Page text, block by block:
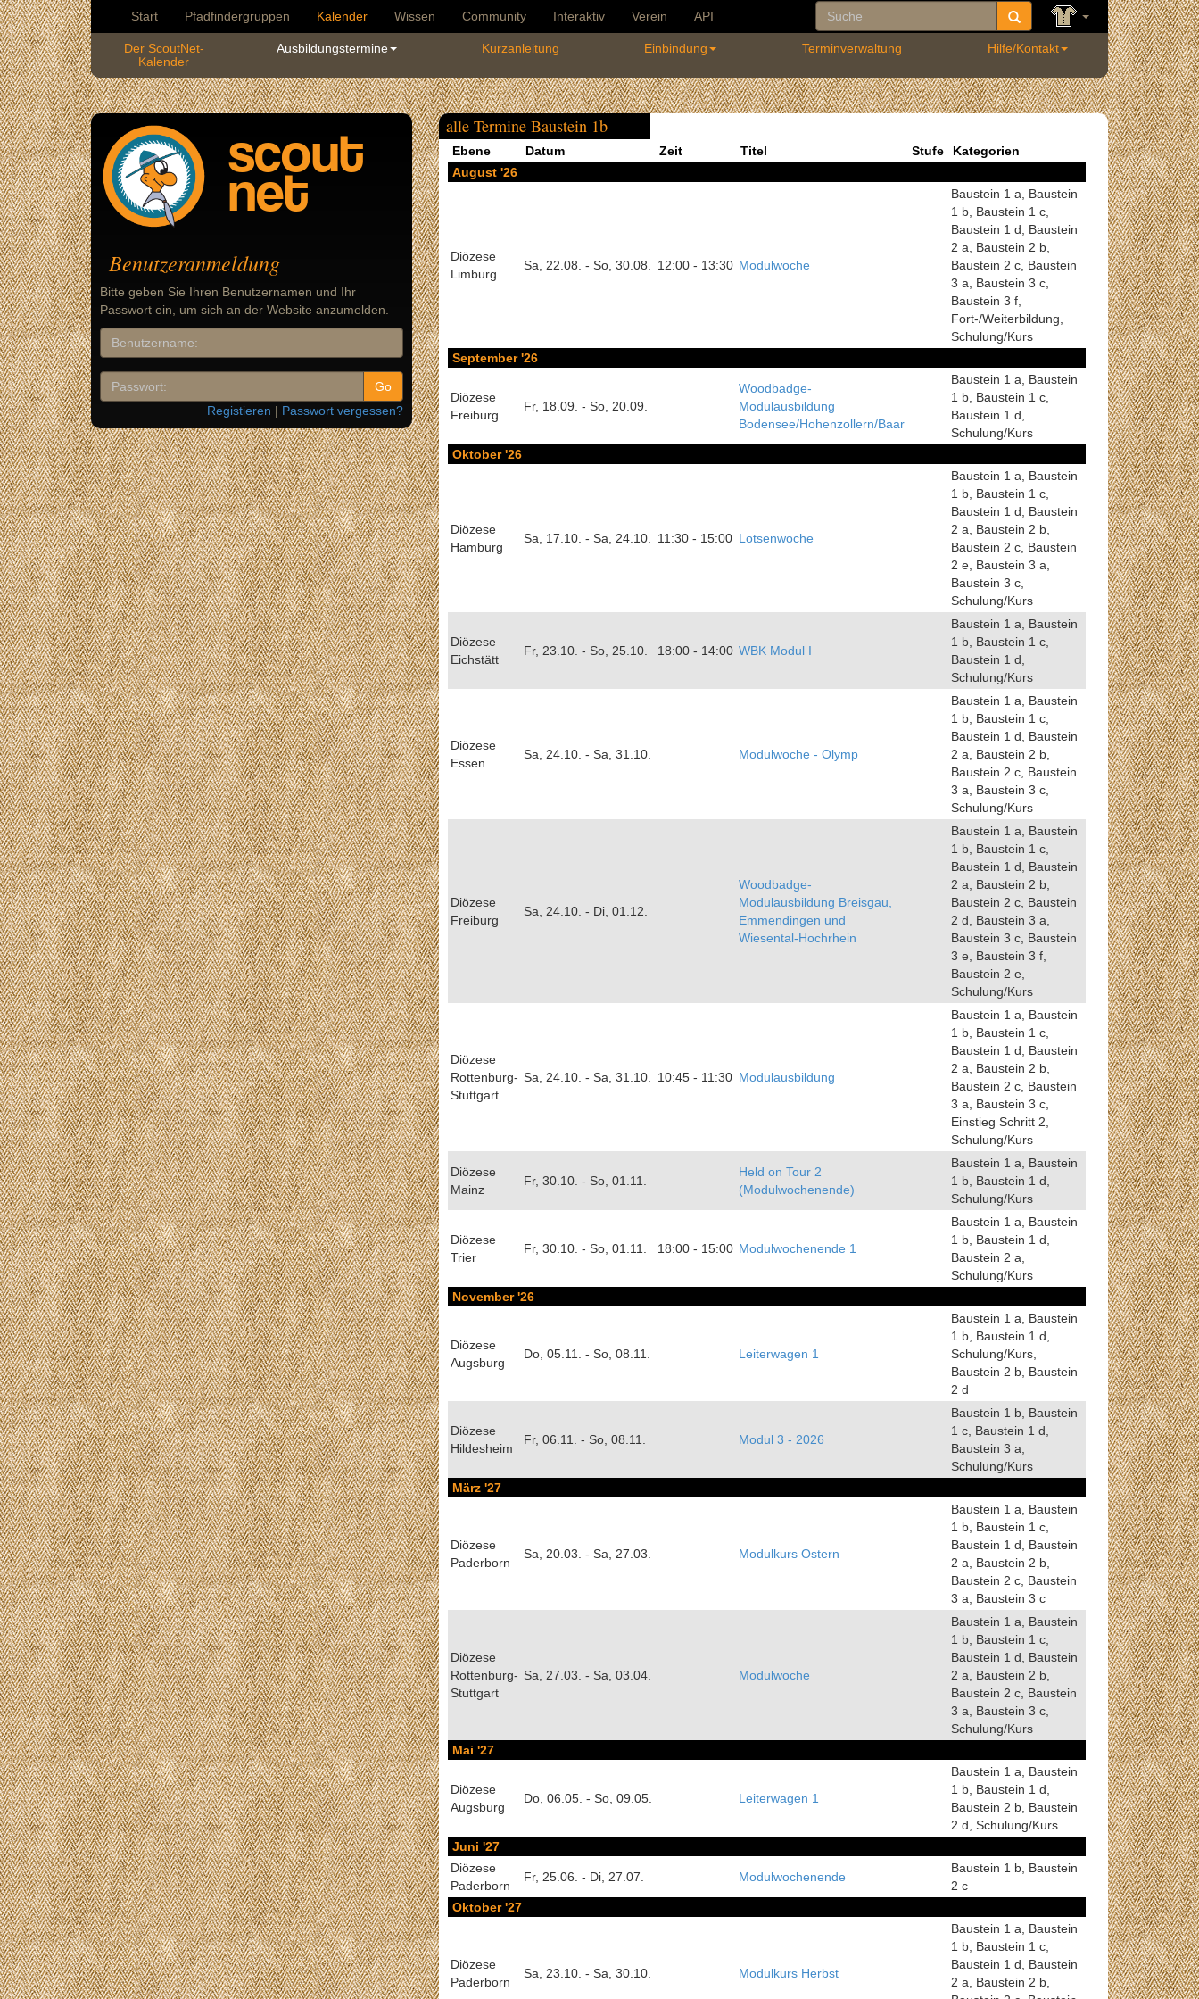
Start Pfadfindergruppen Kalender Wissen Community Interaktiv Verein API
Der ScoutNet-
Kalender
Ausbildungstermine Kurzanleitung Einbindung Terminverwaltung Hilfe/Kontakt
scout
net
Benutzeranmeldung
Bitte geben Sie Ihren Benutzernamen und Ihr
Passwort ein, um sich an der Website anzumelden.
Registieren | Passwort vergessen?
alle Termine Baustein 1b
Ebene Datum Zeit Titel Stufe
Kategorien
August '26
Diözese
Limburg
Sa, 22.08. - So, 30.08. 12:00 - 13:30 Modulwoche
Baustein 1 a, Baustein
1 b, Baustein 1 c,
Baustein 1 d, Baustein
2 a, Baustein 2 b,
Baustein 2 c, Baustein
3 a, Baustein 3 c,
Baustein 3 f,
Fort-/Weiterbildung,
Schulung/Kurs
September '26
Diözese
Freiburg
Fr, 18.09. - So, 20.09.
Woodbadge-
Modulausbildung
Bodensee/Hohenzollern/Baar
Baustein 1 a, Baustein
1 b, Baustein 1 c,
Baustein 1 d,
Schulung/Kurs
Oktober '26
Diözese
Hamburg
Sa, 17.10. - Sa, 24.10. 11:30 - 15:00 Lotsenwoche
Baustein 1 a, Baustein
1 b, Baustein 1 c,
Baustein 1 d, Baustein
2 a, Baustein 2 b,
Baustein 2 c, Baustein
2 e, Baustein 3 a,
Baustein 3 c,
Schulung/Kurs
Diözese
Eichstätt
Fr, 23.10. - So, 25.10. 18:00 - 14:00 WBK Modul I
Baustein 1 a, Baustein
1 b, Baustein 1 c,
Baustein 1 d,
Schulung/Kurs
Diözese
Essen
Sa, 24.10. - Sa, 31.10. Modulwoche - Olymp
Baustein 1 a, Baustein
1 b, Baustein 1 c,
Baustein 1 d, Baustein
2 a, Baustein 2 b,
Baustein 2 c, Baustein
3 a, Baustein 3 c,
Schulung/Kurs
Diözese
Freiburg
Sa, 24.10. - Di, 01.12.
Woodbadge-
Modulausbildung Breisgau,
Emmendingen und
Wiesental-Hochrhein
Baustein 1 a, Baustein
1 b, Baustein 1 c,
Baustein 1 d, Baustein
2 a, Baustein 2 b,
Baustein 2 c, Baustein
2 d, Baustein 3 a,
Baustein 3 c, Baustein
3 e, Baustein 3 f,
Baustein 2 e,
Schulung/Kurs
Diözese
Rottenburg-
Stuttgart
Sa, 24.10. - Sa, 31.10. 10:45 - 11:30 Modulausbildung
Baustein 1 a, Baustein
1 b, Baustein 1 c,
Baustein 1 d, Baustein
2 a, Baustein 2 b,
Baustein 2 c, Baustein
3 a, Baustein 3 c,
Einstieg Schritt 2,
Schulung/Kurs
Diözese
Mainz
Fr, 30.10. - So, 01.11.
Held on Tour 2
(Modulwochenende)
Baustein 1 a, Baustein
1 b, Baustein 1 d,
Schulung/Kurs
Diözese
Trier
Fr, 30.10. - So, 01.11. 18:00 - 15:00 Modulwochenende 1
Baustein 1 a, Baustein
1 b, Baustein 1 d,
Baustein 2 a,
Schulung/Kurs
November '26
Diözese
Augsburg
Do, 05.11. - So, 08.11. Leiterwagen 1
Baustein 1 a, Baustein
1 b, Baustein 1 d,
Schulung/Kurs,
Baustein 2 b, Baustein
2 d
Diözese
Hildesheim
Fr, 06.11. - So, 08.11. Modul 3 - 2026
Baustein 1 b, Baustein
1 c, Baustein 1 d,
Baustein 3 a,
Schulung/Kurs
März '27
Diözese
Paderborn
Sa, 20.03. - Sa, 27.03. Modulkurs Ostern
Baustein 1 a, Baustein
1 b, Baustein 1 c,
Baustein 1 d, Baustein
2 a, Baustein 2 b,
Baustein 2 c, Baustein
3 a, Baustein 3 c
Diözese
Rottenburg-
Stuttgart
Sa, 27.03. - Sa, 03.04. Modulwoche
Baustein 1 a, Baustein
1 b, Baustein 1 c,
Baustein 1 d, Baustein
2 a, Baustein 2 b,
Baustein 2 c, Baustein
3 a, Baustein 3 c,
Schulung/Kurs
Mai '27
Diözese
Augsburg
Do, 06.05. - So, 09.05. Leiterwagen 1
Baustein 1 a, Baustein
1 b, Baustein 1 d,
Baustein 2 b, Baustein
2 d, Schulung/Kurs
Juni '27
Diözese
Paderborn
Fr, 25.06. - Di, 27.07. Modulwochenende
Baustein 1 b, Baustein
2 c
Oktober '27
Diözese
Paderborn
Sa, 23.10. - Sa, 30.10. Modulkurs Herbst
Baustein 1 a, Baustein
1 b, Baustein 1 c,
Baustein 1 d, Baustein
2 a, Baustein 2 b,